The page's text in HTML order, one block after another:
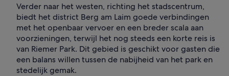
Verder naar het westen, richting het stadscentrum,
biedt het district Berg am Laim goede verbindingen
met het openbaar vervoer en een breder scala aan
voorzieningen, terwijl het nog steeds een korte reis is
van Riemer Park. Dit gebied is geschikt voor gasten die
een balans willen tussen de nabijheid van het park en
stedelijk gemak.